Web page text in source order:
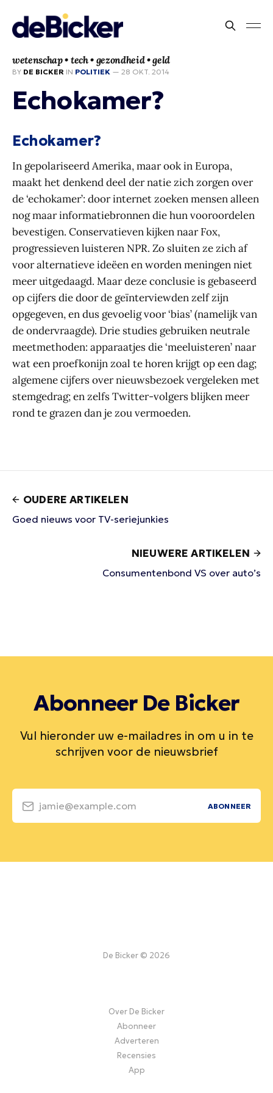
wetenschap • tech • gezondheid • geld
BY DE BICKER IN POLITIEK — 28 OKT. 2014
Echokamer?
Echokamer?
In gepolariseerd Amerika, maar ook in Europa,
maakt het denkend deel der natie zich zorgen over
de ‘echokamer’: door internet zoeken mensen alleen
nog maar informatiebronnen die hun vooroordelen
bevestigen. Conservatieven kijken naar Fox,
progressieven luisteren NPR. Zo sluiten ze zich af
voor alternatieve ideëen en worden meningen niet
meer uitgedaagd. Maar deze conclusie is gebaseerd
op cijfers die door de geïnterviewden zelf zijn
opgegeven, en dus gevoelig voor ‘bias’ (namelijk van
de ondervraagde). Drie studies gebruiken neutrale
meetmethoden: apparaatjes die ‘meeluisteren’ naar
wat een proefkonijn zoal te horen krijgt op een dag;
algemene cijfers over nieuwsbezoek vergeleken met
stemgedrag; en zelfs Twitter-volgers blijken meer
rond te grazen dan je zou vermoeden.
OUDERE ARTIKELEN
Goed nieuws voor TV-seriejunkies
NIEUWERE ARTIKELEN
Consumentenbond VS over auto’s
Abonneer De Bicker
Vul hieronder uw e-mailadres in om u in te
schrijven voor de nieuwsbrief
jamie@example.com ABONNEER
De Bicker © 2026
Over De Bicker
Abonneer
Adverteren
Recensies
App